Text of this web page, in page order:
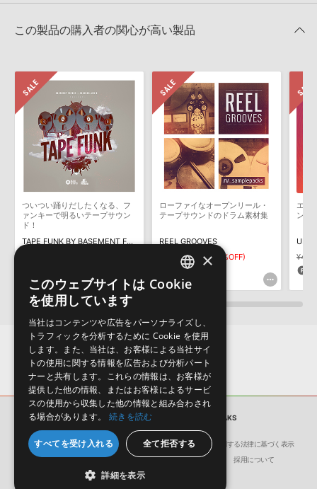
きます際には、NTFSやHFS＋でフォーマットされたHDDをご用意
いただく必要がございます。
知らせするメールの2通が送信されます。メールに記載されており
ます説明に沿って、製品のダウンロード／導入を行って下さい。
サンプルパック製品には、原則として日本語版操作マニュアルをご
用意しておりません。ご購入後のご不明点や詳細に関するお問い合
わせなどはテクニカルサポート
までご連絡ください。
デモソングは、製品収録サウンドを使ってできることを紹介するた
めのデモンストレーション用の楽曲です。原則として、デモソング
そのものをお使いいただくことはできません。また、デモソングを
構成する全てのサウンドが、サンプルパックに含まれていることを
保証するものではありません。
しかねます。
加方法
マークのついた情報は、該当する製品のご購入ユーザー様専用となって
おります。ご覧頂くには、該当する製品をご購入頂く必要がございます。
CRATES & BREAKSのサポート情報
この製品の購入者の関心が高い製品
ついつい踊りだしたくなる、フ
ァンキーで明るいテープサウン
ド！
TAPE FUNK BY BASEMENT FREAKS
ローファイなオープンリール・
テープサウンドのドラム素材集
REEL GROOVES
¥3,817 ¥2,671(30%OFF)
80pt
エッ
ンプ
サンプルパック CRATES & BREAKS
会社概要 環境保護（CSR）への取り組み
特定商取引に関する法律に基づく表示
サイト動作環境
利用規約 個人情報の保護について 採用について
ENGLISH
×
このウェブサイトは Cookie
を使用しています
当社はコンテンツや広告をパーソナライズし、
トラフィックを分析するために Cookie を使用
します。また、当社は、お客様による当社サイ
トの使用に関する情報を広告および分析パート
ナーと共有します。これらの情報は、お客様が
提供した他の情報、またはお客様によるサービ
スの使用から収集した他の情報と組み合わされ
る場合があります。
続きを読む
すべてを受け入れる 全て拒否する
詳細を表示